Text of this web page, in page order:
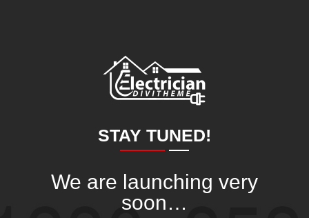
STAY TUNED!
We are launching very
soon…